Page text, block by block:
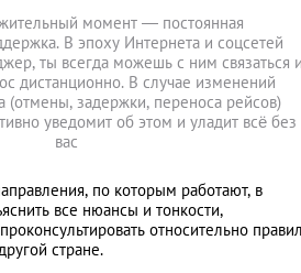
момент — постоянная
В эпоху Интернета и соцсетей
ты всегда можешь с ним связаться
дистанционно. В случае изменений
(отмены, задержки, переноса рейсов)
уведомит об этом и уладит всё без
вас
по которым работают, в
все нюансы и тонкости,
относительно
стране.